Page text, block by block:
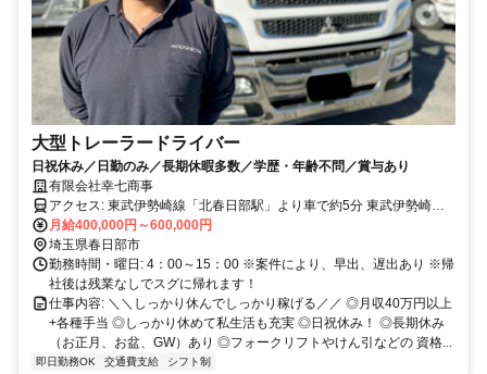
大型トレーラードライバー
日祝休み／日勤のみ／長期休暇多数／学歴・年齢不問／賞与あり
有限会社幸七商事
アクセス: 東武伊勢崎線「北春日部駅」より車で約5分 東武伊勢崎線
「姫宮駅」より車で約7分 各線「春日部駅」より車で約7分 東武野田
線「八木崎駅」より車で約8分 東武野田線「藤の牛島駅」より車で約
10分 ※車通勤OK！
月給400,000円～600,000円
埼玉県春日部市
勤務時間・曜日: 4：00～15：00 ※案件により、早出、遅出あり ※帰
社後は残業なしでスグに帰れます！
仕事内容: ＼＼しっかり休んでしっかり稼げる／／ ◎月収40万円以上
+各種手当 ◎しっかり休めて私生活も充実 ◎日祝休み！ ◎長期休み
（お正月、お盆、GW）あり ◎フォークリフトやけん引などの 資格...
即日勤務OK 交通費支給 シフト制